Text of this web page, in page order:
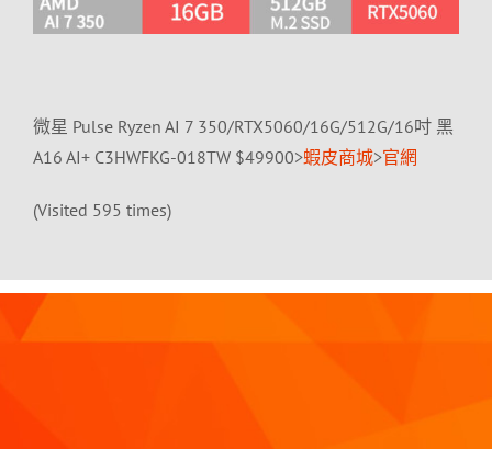
微星 Pulse Ryzen AI 7 350/RTX5060/16G/512G/16吋 黑
A16 AI+ C3HWFKG-018TW $49900>蝦皮商城>官網
(Visited 595 times)